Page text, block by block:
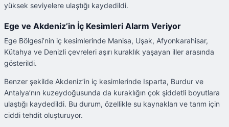
yüksek seviyelere ulaştığı kaydedildi.
Ege ve Akdeniz’in İç Kesimleri Alarm Veriyor
Ege Bölgesi’nin iç kesimlerinde Manisa, Uşak, Afyonkarahisar,
Kütahya ve Denizli çevreleri aşırı kuraklık yaşayan iller arasında
gösterildi.
Benzer şekilde Akdeniz’in iç kesimlerinde Isparta, Burdur ve
Antalya’nın kuzeydoğusunda da kuraklığın çok şiddetli boyutlara
ulaştığı kaydedildi. Bu durum, özellikle su kaynakları ve tarım için
ciddi tehdit oluşturuyor.